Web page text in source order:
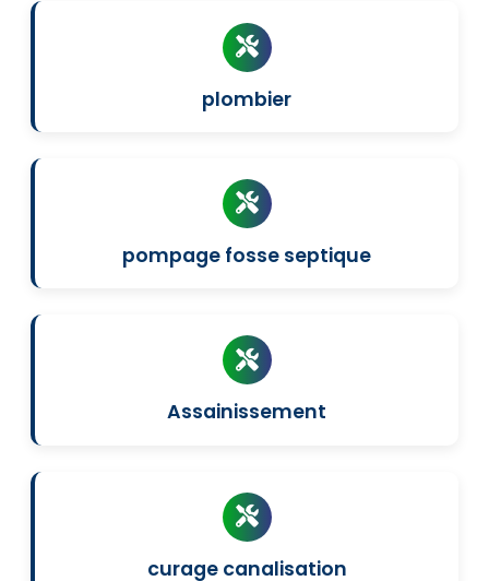
plombier
pompage fosse septique
Assainissement
curage canalisation